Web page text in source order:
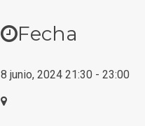
Fecha
8 junio, 2024 21:30 - 23:00